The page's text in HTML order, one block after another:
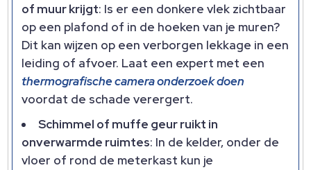
of muur krijgt: Is er een donkere vlek zichtbaar
op een plafond of in de hoeken van je muren?
Dit kan wijzen op een verborgen lekkage in een
leiding of afvoer. Laat een expert met een
thermografische camera onderzoek doen
voordat de schade verergert.
Schimmel of muffe geur ruikt in
onverwarmde ruimtes: In de kelder, onder de
vloer of rond de meterkast kun je